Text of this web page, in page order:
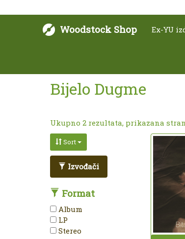
Woodstock Shop Ex-YU
Bijelo Dugme
Ukupno 2 rezultata, prikazana
Sort
Izvođači
Format
Album
LP
Stereo